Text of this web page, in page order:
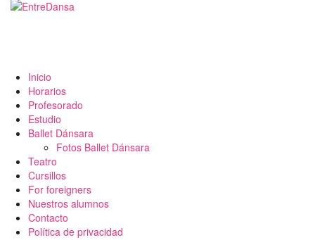
Inicio
Horarios
Profesorado
Estudio
Ballet Dánsara
Fotos Ballet Dánsara
Teatro
Cursillos
For foreigners
Nuestros alumnos
Contacto
Política de privacidad